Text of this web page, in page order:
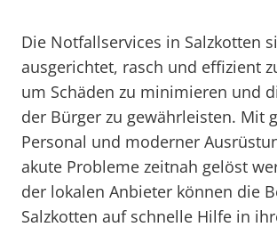
Die Notfallservices in Salzkotten
ausgerichtet, rasch und effizient
um Schäden zu minimieren und
der Bürger zu gewährleisten. Mit
Personal und moderner
akute Probleme zeitnah gelöst
der lokalen Anbieter können die
Salzkotten auf schnelle Hilfe in